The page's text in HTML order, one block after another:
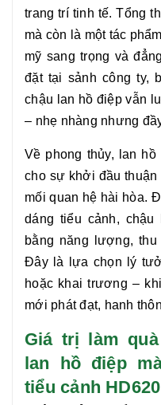
trang trí tinh tế. Tổng
mà còn là một tác
mỹ sang trọng và
đặt tại sảnh công ty,
chậu lan hồ điệpvẫn
– nhẹ nhàng nhưng
Về phong thủy, lan hồ
cho sự khởi đầu
mối quan hệ hài hòa.
dáng tiểu cảnh,
bằng năng lượng,
Đây là lựa chọn lý
hoặc khai trương –
mới phát đạt, hanh
Giá trị làm
lan hồ điệp
tiểu cảnh